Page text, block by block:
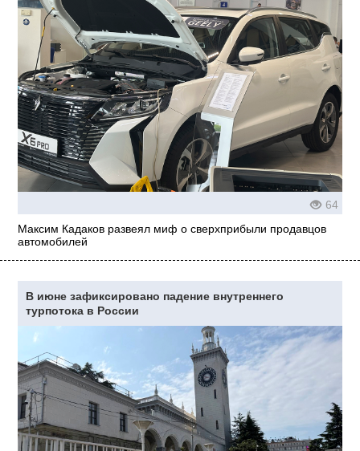
64
Максим Кадаков развеял миф о сверхприбыли продавцов
автомобилей
В июне зафиксировано падение внутреннего
турпотока в России